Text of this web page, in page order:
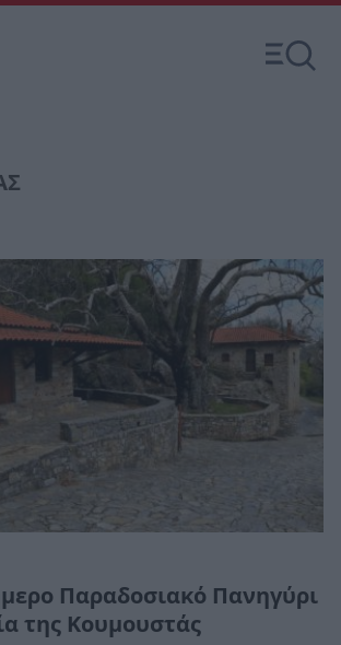
Παραδοσιακό Πανηγύρι
της Κουμουστάς